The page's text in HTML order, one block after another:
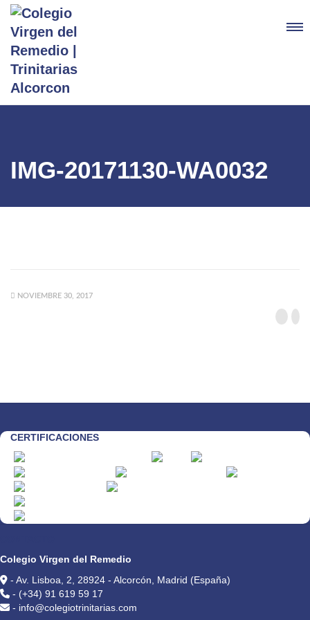
IMG-20171130-WA0032
NOVIEMBRE 30, 2017
CERTIFICACIONES
Colegio Virgen del Remedio
- Av. Lisboa, 2, 28924 - Alcorcón, Madrid (España)
- (+34) 91 619 59 17
- info@colegiotrinitarias.com